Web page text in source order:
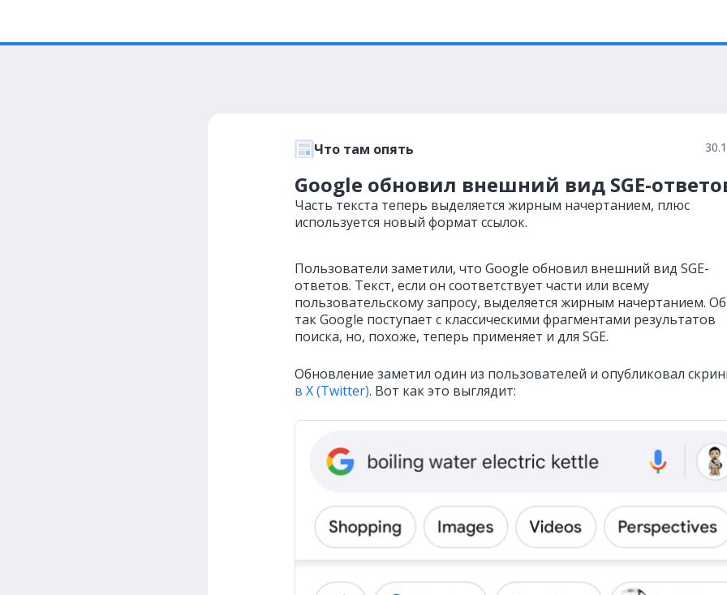
Что там опять
Google обновил внешний вид SGE-
Часть текста теперь выделяется жирным начертанием, плюс
используется новый формат ссылок.
Пользователи заметили, что Google обновил внешний вид SGE-
ответов. Текст, если он соответствует части или всему
пользовательскому запросу, выделяется жирным начертанием.
так Google поступает с классическими фрагментами результатов
поиска, но, похоже, теперь применяет и для SGE.
Обновление заметил один из пользователей и опубликовал
в X (Twitter). Вот как это выглядит: